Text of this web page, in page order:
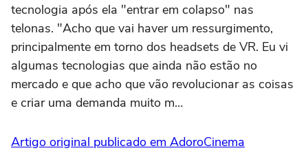
tecnologia após ela "entrar em colapso" nas
telonas. "Acho que vai haver um ressurgimento,
principalmente em torno dos headsets de VR. Eu vi
algumas tecnologias que ainda não estão no
mercado e que acho que vão revolucionar as coisas
e criar uma demanda muito m…
Artigo original publicado em AdoroCinema